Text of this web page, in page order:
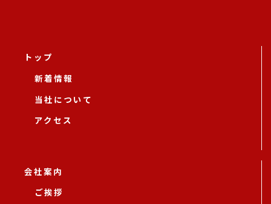
トップ
新着情報
当社について
アクセス
会社案内
ご挨拶